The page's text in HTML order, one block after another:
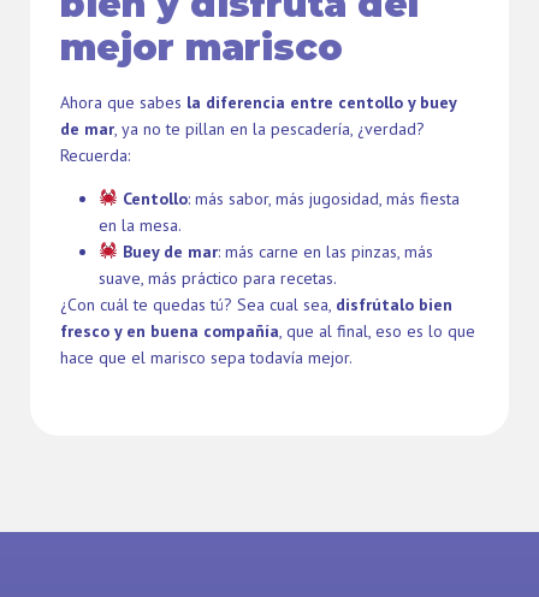
mejor marisco
Ahora que sabes la diferencia entre centollo y buey
de mar, ya no te pillan en la pescadería, ¿verdad?
Recuerda:
Centollo: más sabor, más jugosidad, más fiesta
en la mesa.
Buey de mar: más carne en las pinzas, más
suave, más práctico para recetas.
¿Con cuál te quedas tú? Sea cual sea, disfrútalo bien
fresco y en buena compañía, que al final, eso es lo que
hace que el marisco sepa todavía mejor.